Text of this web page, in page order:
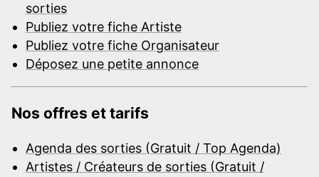
sorties
Publiez votre fiche Artiste
Publiez votre fiche Organisateur
Déposez une petite annonce
Nos offres et tarifs
Agenda des sorties (Gratuit / Top Agenda)
Artistes / Créateurs de sorties (Gratuit /